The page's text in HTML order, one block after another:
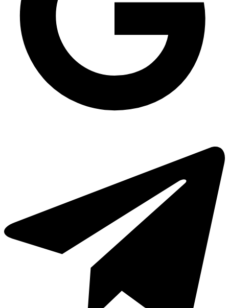
запаювання), 400шт/уп
Одноразова упаковка універсальна ПС-52 на 2250 мл, 450 шт/уп
Відро прозоре Vital Plast з широкою ручкою 1 л
Коробка для піци 35 см